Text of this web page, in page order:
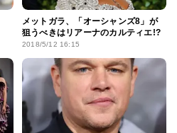
メットガラ、「オーシャンズ8」が
狙うべきはリアーナのカルティエ!?
2018/5/12 16:15